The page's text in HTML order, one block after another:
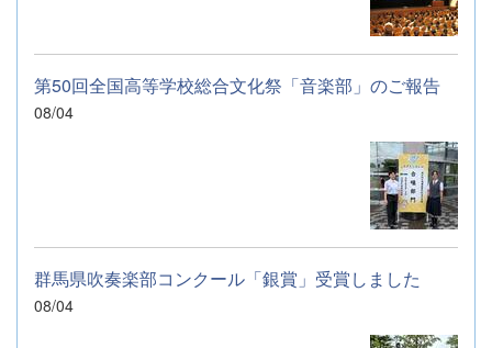
第50回全国高等学校総合文化祭「音楽部」のご報告
08/04
群馬県吹奏楽部コンクール「銀賞」受賞しました
08/04